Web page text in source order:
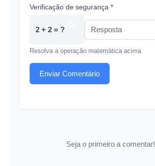
Verificação de segurança *
2 + 2 = ?
Resolva a operação matemática acima
Enviar Comentário
Seja o primeiro a comentar!